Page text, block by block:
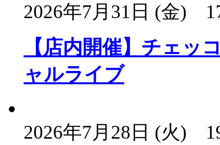
2026年7月31日 (金)
【店内開催】チェッ
ャルライブ
2026年7月28日 (火)